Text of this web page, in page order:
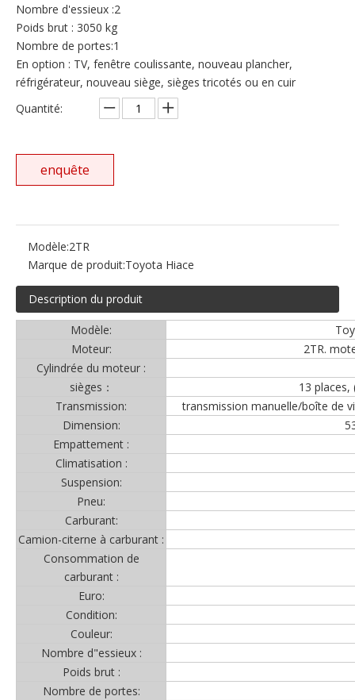
Nombre d'essieux :2
Poids brut : 3050 kg
Nombre de portes:1
En option : TV, fenêtre coulissante, nouveau plancher,
réfrigérateur, nouveau siège, sièges tricotés ou en cuir
Quantité:
enquête
Modèle:2TR
Marque de produit:Toyota Hiace
Description du produit
Modèle:
Moteur:
2TR.
Cylindrée du moteur :
sièges：
13
Transmission:
transmission manuelle/boîte de
Dimension:
Empattement :
Climatisation :
Suspension:
Pneu:
Carburant:
Camion-citerne à carburant :
Consommation de
carburant :
Euro:
Condition:
Couleur:
Nombre d"essieux :
Poids brut :
Nombre de portes: